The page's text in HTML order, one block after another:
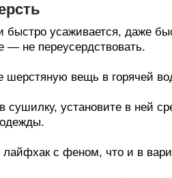
быстро усаживается, даже
— не переусердствовать.
шерстяную вещь в горячей
сушилку, установите в ней
лайфхак с феном, что и в